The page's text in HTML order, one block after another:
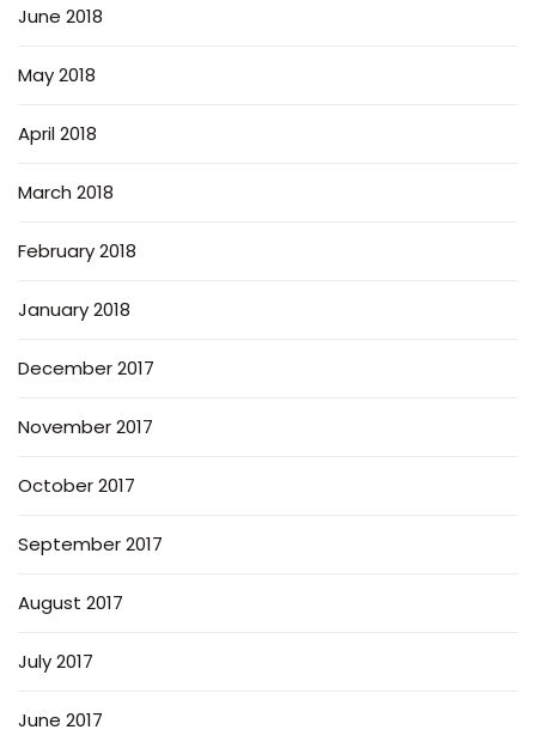
June 2018
May 2018
April 2018
March 2018
February 2018
January 2018
December 2017
November 2017
October 2017
September 2017
August 2017
July 2017
June 2017